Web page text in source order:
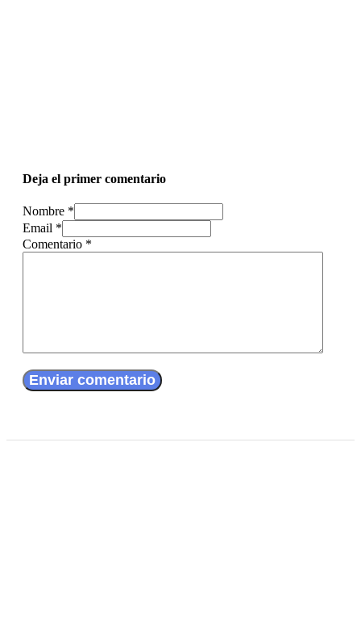
Deja el primer comentario
Nombre *
Email *
Comentario *